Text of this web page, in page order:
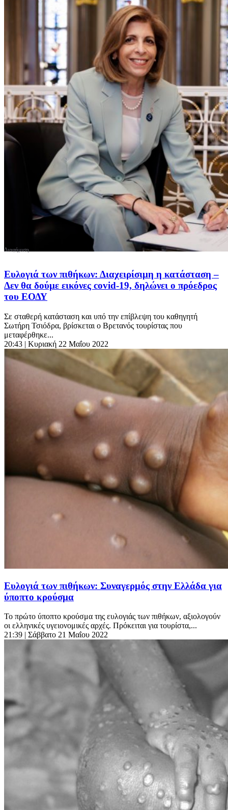
Ευλογιά των πιθήκων: Διαχειρίσιμη η κατάσταση –
Δεν θα δούμε εικόνες covid-19, δηλώνει ο πρόεδρος
του ΕΟΔΥ
Σε σταθερή κατάσταση και υπό την επίβλεψη του καθηγητή
Σωτήρη Τσιόδρα, βρίσκεται ο Βρετανός τουρίστας που
μεταφέρθηκε...
20:43 | Κυριακή 22 Μαΐου 2022
Ευλογιά των πιθήκων: Συναγερμός στην Ελλάδα για
ύποπτο κρούσμα
Το πρώτο ύποπτο κρούσμα της ευλογιάς των πιθήκων, αξιολογούν
οι ελληνικές υγειονομικές αρχές. Πρόκειται για τουρίστα,...
21:39 | Σάββατο 21 Μαΐου 2022